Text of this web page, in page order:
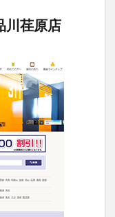
川荏原店